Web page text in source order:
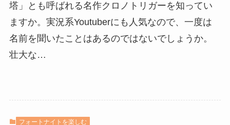
塔」とも呼ばれる名作クロノトリガーを知ってい
ますか。実況系Youtuberにも人気なので、一度は
名前を聞いたことはあるのではないでしょうか。
壮大な…
フォートナイトを楽しむ